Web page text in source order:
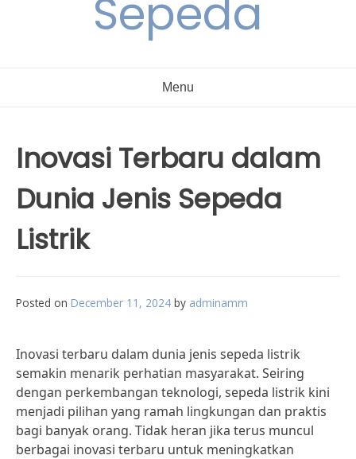
Sepeda
Menu
Inovasi Terbaru dalam
Dunia Jenis Sepeda
Listrik
Posted on December 11, 2024 by adminamm
Inovasi terbaru dalam dunia jenis sepeda listrik
semakin menarik perhatian masyarakat. Seiring
dengan perkembangan teknologi, sepeda listrik kini
menjadi pilihan yang ramah lingkungan dan praktis
bagi banyak orang. Tidak heran jika terus muncul
berbagai inovasi terbaru untuk meningkatkan